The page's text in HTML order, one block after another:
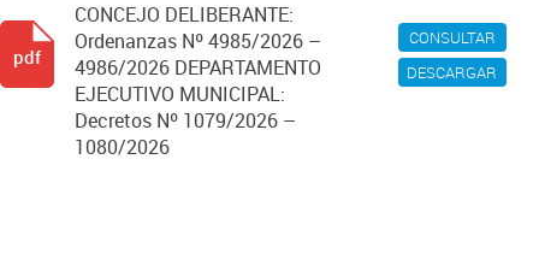
CONSULTAR
DESCARGAR
CONCEJO DELIBERANTE:
Ordenanzas Nº 4985/2026 –
4986/2026 DEPARTAMENTO
EJECUTIVO MUNICIPAL:
Decretos Nº 1079/2026 –
1080/2026
pdf